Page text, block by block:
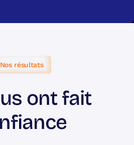
Nos résultats
ont fait